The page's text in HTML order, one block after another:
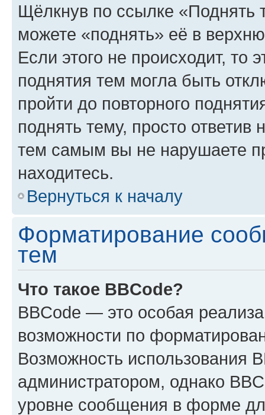
Щёлкнув по ссылке «Поднять
можете «поднять» её в
Если этого не происходит, то
поднятия тем могла быть
пройти до повторного
поднять тему, просто ответив
тем самым вы не нарушаете
находитесь.
Вернуться к началу
Форматирование
тем
Что такое BBCode?
BBCode — это особая
возможности по
Возможность использования
администратором, однако
уровне сообщения в форме